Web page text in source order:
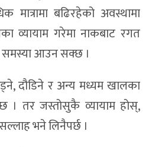
मात्रामा बढिरहेको अवस्थामा
व्यायाम गरेमा नाकबाट रगत
समस्या आउन सक्छ ।
दौडिने र अन्य मध्यम खालका
। तर जस्तोसुकै व्यायाम होस्,
भने लिनैपर्छ ।